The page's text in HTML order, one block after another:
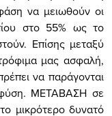
να μειωθούν οι
στο 55% ως το
Επίσης μεταξύ
μας ασφαλή,
να παράγονται
φύση. ΜΕΤΑΒΑΣΗ σε
μικρότερο δυνατό